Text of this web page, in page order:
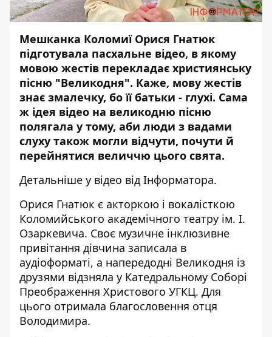
Мешканка Коломиї Орися Гнатюк
підготувала пасхальне відео, в якому
мовою жестів перекладає християнську
пісню "Великодня". Каже, мову жестів
знає змалечку, бо її батьки - глухі. Сама
ж ідея відео на великодню пісню
полягала у тому, аби люди з вадами
слуху також могли відчути, почути й
перейнятися величчю цього свята.
Детальніше у відео від Інформатора.
Орися Гнатюк є акторкою і вокалісткою
Коломийського академічного театру ім. І.
Озаркевича. Своє музичне інклюзивне
привітання дівчина записала в
аудіоформаті, а напередодні Великодня із
друзями відзняла у Катедральному Соборі
Преображення Христового УГКЦ. Для
цього отримала благословення отця
Володимира.